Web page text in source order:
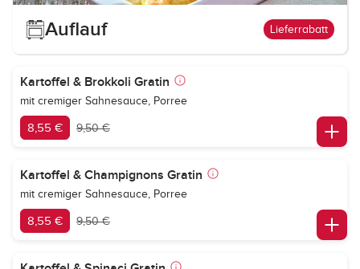
Auflauf Lieferrabatt
Kartoffel & Brokkoli Gratin
mit cremiger Sahnesauce, Porree
8,55 € 9,50 €
Kartoffel & Champignons Gratin
mit cremiger Sahnesauce, Porree
8,55 € 9,50 €